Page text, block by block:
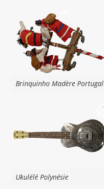
Brinquinho Madère Portugal
Ukulélé Polynésie